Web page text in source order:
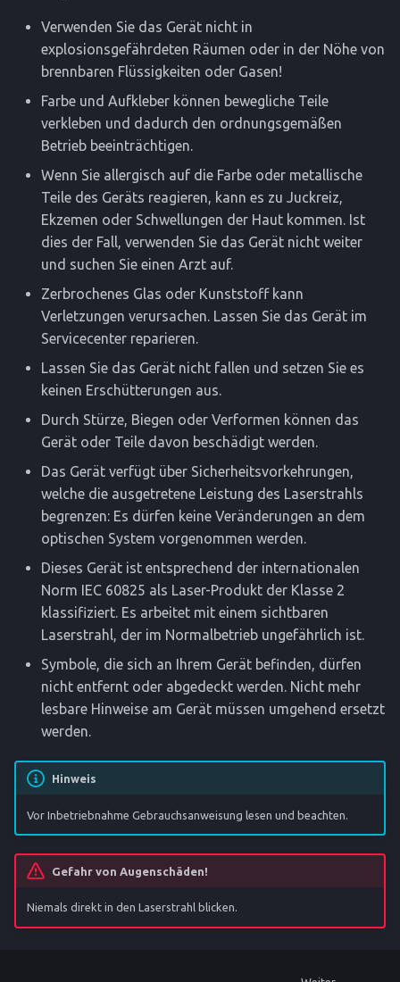
Verwenden Sie das Gerät nicht in
explosionsgefährdeten Räumen oder in der Nöhe von
brennbaren Flüssigkeiten oder Gasen!
Farbe und Aufkleber können bewegliche Teile
verkleben und dadurch den ordnungsgemäßen
Betrieb beeinträchtigen.
Wenn Sie allergisch auf die Farbe oder metallische
Teile des Geräts reagieren, kann es zu Juckreiz,
Ekzemen oder Schwellungen der Haut kommen. Ist
dies der Fall, verwenden Sie das Gerät nicht weiter
und suchen Sie einen Arzt auf.
Zerbrochenes Glas oder Kunststoff kann
Verletzungen verursachen. Lassen Sie das Gerät im
Servicecenter reparieren.
Lassen Sie das Gerät nicht fallen und setzen Sie es
keinen Erschütterungen aus.
Durch Stürze, Biegen oder Verformen können das
Gerät oder Teile davon beschädigt werden.
Das Gerät verfügt über Sicherheitsvorkehrungen,
welche die ausgetretene Leistung des Laserstrahls
begrenzen: Es dürfen keine Veränderungen an dem
optischen System vorgenommen werden.
Dieses Gerät ist entsprechend der internationalen
Norm IEC 60825 als Laser-Produkt der Klasse 2
klassifiziert. Es arbeitet mit einem sichtbaren
Laserstrahl, der im Normalbetrieb ungefährlich ist.
Symbole, die sich an Ihrem Gerät befinden, dürfen
nicht entfernt oder abgedeckt werden. Nicht mehr
lesbare Hinweise am Gerät müssen umgehend ersetzt
werden.
Hinweis
Vor Inbetriebnahme Gebrauchsanweisung lesen und beachten.
Gefahr von Augenschäden!
Niemals direkt in den Laserstrahl blicken.